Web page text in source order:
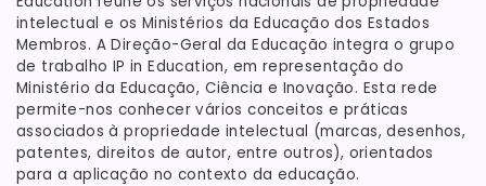
intelectual e os Ministérios da Educação dos Estados
Membros. A Direção-Geral da Educação integra o grupo
de trabalho IP in Education, em representação do
Ministério da Educação, Ciência e Inovação. Esta rede
permite-nos conhecer vários conceitos e práticas
associados à propriedade intelectual (marcas, desenhos,
patentes, direitos de autor, entre outros), orientados
para a aplicação no contexto da educação.